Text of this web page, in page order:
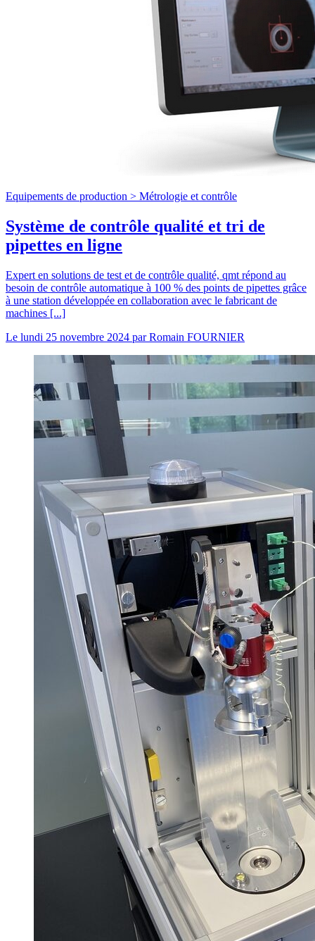
Equipements de production > Métrologie et contrôle
Système de contrôle qualité et tri de
pipettes en ligne
Expert en solutions de test et de contrôle qualité, qmt répond au
besoin de contrôle automatique à 100 % des points de pipettes grâce
à une station développée en collaboration avec le fabricant de
machines [...]
Le lundi 25 novembre 2024 parRomain FOURNIER